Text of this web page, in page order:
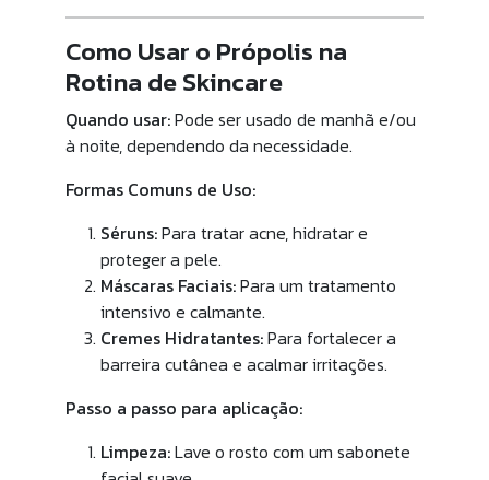
Como Usar o Própolis na
Rotina de Skincare
Quando usar:Pode ser usado de manhã e/ou
à noite, dependendo da necessidade.
Formas Comuns de Uso:
Séruns:Para tratar acne, hidratar e
proteger a pele.
Máscaras Faciais:Para um tratamento
intensivo e calmante.
Cremes Hidratantes:Para fortalecer a
barreira cutânea e acalmar irritações.
Passo a passo para aplicação:
Limpeza:Lave o rosto com um sabonete